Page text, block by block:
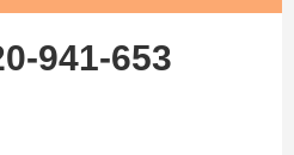
941-653